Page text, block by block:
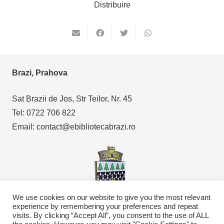
Distribuire
Brazi, Prahova
Sat Brazii de Jos, Str Teilor, Nr. 45
Tel: 0722 706 822
Email: contact@ebibliotecabrazi.ro
We use cookies on our website to give you the most relevant
experience by remembering your preferences and repeat
visits. By clicking “Accept All”, you consent to the use of ALL